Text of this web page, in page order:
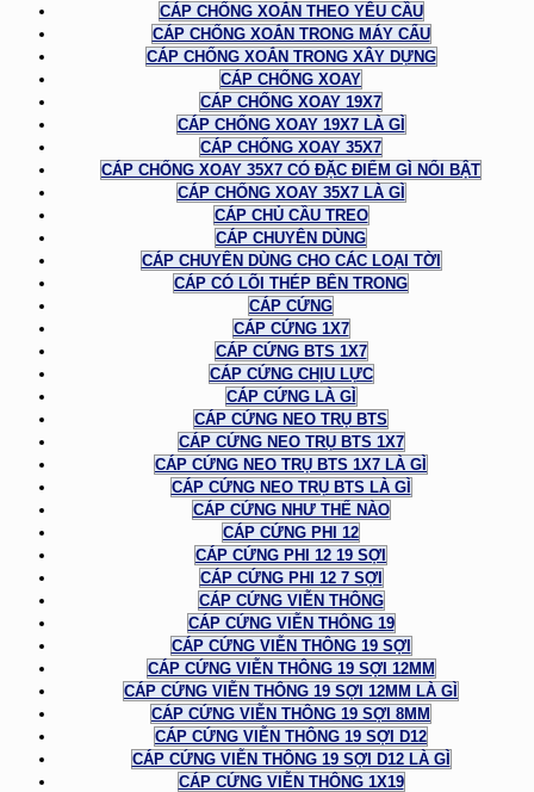
CÁP CHỐNG XOẮN THEO YÊU CẦU
CÁP CHỐNG XOẮN TRONG MÁY CẨU
CÁP CHỐNG XOẮN TRONG XÂY DỰNG
CÁP CHỐNG XOAY
CÁP CHỐNG XOAY 19X7
CÁP CHỐNG XOAY 19X7 LÀ GÌ
CÁP CHỐNG XOAY 35X7
CÁP CHỐNG XOAY 35X7 CÓ ĐẶC ĐIỂM GÌ NỔI BẬT
CÁP CHỐNG XOAY 35X7 LÀ GÌ
CÁP CHỦ CẦU TREO
CÁP CHUYÊN DÙNG
CÁP CHUYÊN DÙNG CHO CÁC LOẠI TỜI
CÁP CÓ LÕI THÉP BÊN TRONG
CÁP CỨNG
CÁP CỨNG 1X7
CÁP CỨNG BTS 1X7
CÁP CỨNG CHỊU LỰC
CÁP CỨNG LÀ GÌ
CÁP CỨNG NEO TRỤ BTS
CÁP CỨNG NEO TRỤ BTS 1X7
CÁP CỨNG NEO TRỤ BTS 1X7 LÀ GÌ
CÁP CỨNG NEO TRỤ BTS LÀ GÌ
CÁP CỨNG NHƯ THẾ NÀO
CÁP CỨNG PHI 12
CÁP CỨNG PHI 12 19 SỢI
CÁP CỨNG PHI 12 7 SỢI
CÁP CỨNG VIỄN THÔNG
CÁP CỨNG VIỄN THÔNG 19
CÁP CỨNG VIỄN THÔNG 19 SỢI
CÁP CỨNG VIỄN THÔNG 19 SỢI 12MM
CÁP CỨNG VIỄN THÔNG 19 SỢI 12MM LÀ GÌ
CÁP CỨNG VIỄN THÔNG 19 SỢI 8MM
CÁP CỨNG VIỄN THÔNG 19 SỢI D12
CÁP CỨNG VIỄN THÔNG 19 SỢI D12 LÀ GÌ
CÁP CỨNG VIỄN THÔNG 1X19